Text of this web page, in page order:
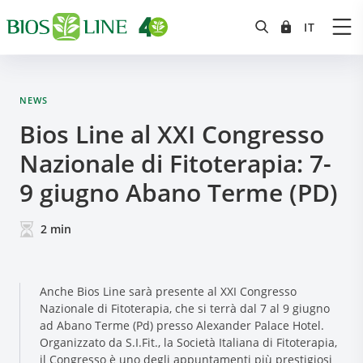
NEWS
Bios Line al XXI Congresso
Nazionale di Fitoterapia: 7-
9 giugno Abano Terme (PD)
2 min
Anche Bios Line sarà presente al XXI Congresso
Nazionale di Fitoterapia, che si terrà dal 7 al 9 giugno
ad Abano Terme (Pd) presso Alexander Palace Hotel.
Organizzato da S.I.Fit., la Società Italiana di Fitoterapia,
il Congresso è uno degli appuntamenti più prestigiosi